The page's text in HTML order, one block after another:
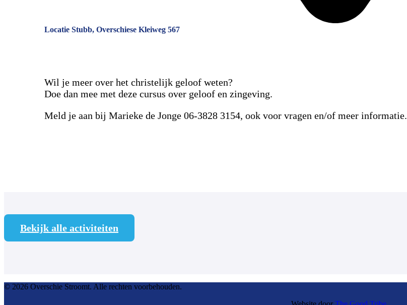
Locatie Stubb, Overschiese Kleiweg 567
Wil je meer over het christelijk geloof weten?
Doe dan mee met deze cursus over geloof en zingeving.
Meld je aan bij Marieke de Jonge 06-3828 3154, ook voor vragen en/of meer informatie.
Bekijk alle activiteiten
© 2026 Overschie Stroomt. Alle rechten voorbehouden.